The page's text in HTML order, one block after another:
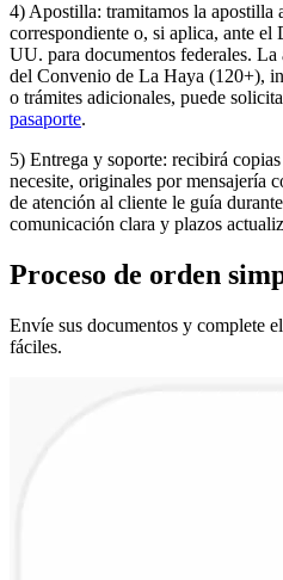
4) Apostilla: tramitamos la apostilla
correspondiente o, si aplica, ante el
UU. para documentos federales. La
del Convenio de La Haya (120+),
o trámites adicionales, puede
pasaporte.
5) Entrega y soporte: recibirá
necesite, originales por mensajería
de atención al cliente le guía
comunicación clara y plazos
Proceso de orden
Envíe sus documentos y complete
fáciles.